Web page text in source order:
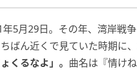
5月29日。その年、湾岸戦
ばん近くで見ていた時期に、
くるなよ」。 曲名は『情け